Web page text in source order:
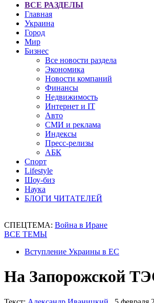
ВСЕ РАЗДЕЛЫ
Главная
Украина
Город
Мир
Бизнес
Все новости раздела
Экономика
Новости компаний
Финансы
Недвижимость
Интернет и IT
Авто
СМИ и реклама
Индексы
Пресс-релизы
АБК
Спорт
Lifestyle
Шоу-биз
Наука
БЛОГИ ЧИТАТЕЛЕЙ
СПЕЦТЕМА: Война в Иране
ВСЕ ТЕМЫ
Вступление Украины в ЕС
На Запорожской